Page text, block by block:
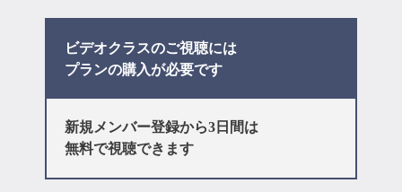
ビデオクラスのご視聴には
プランの購入が必要です
新規メンバー登録から3日間は
無料で視聴できます